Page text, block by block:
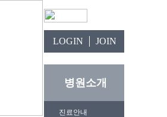
LOGIN JOIN
병원소개
진료안내